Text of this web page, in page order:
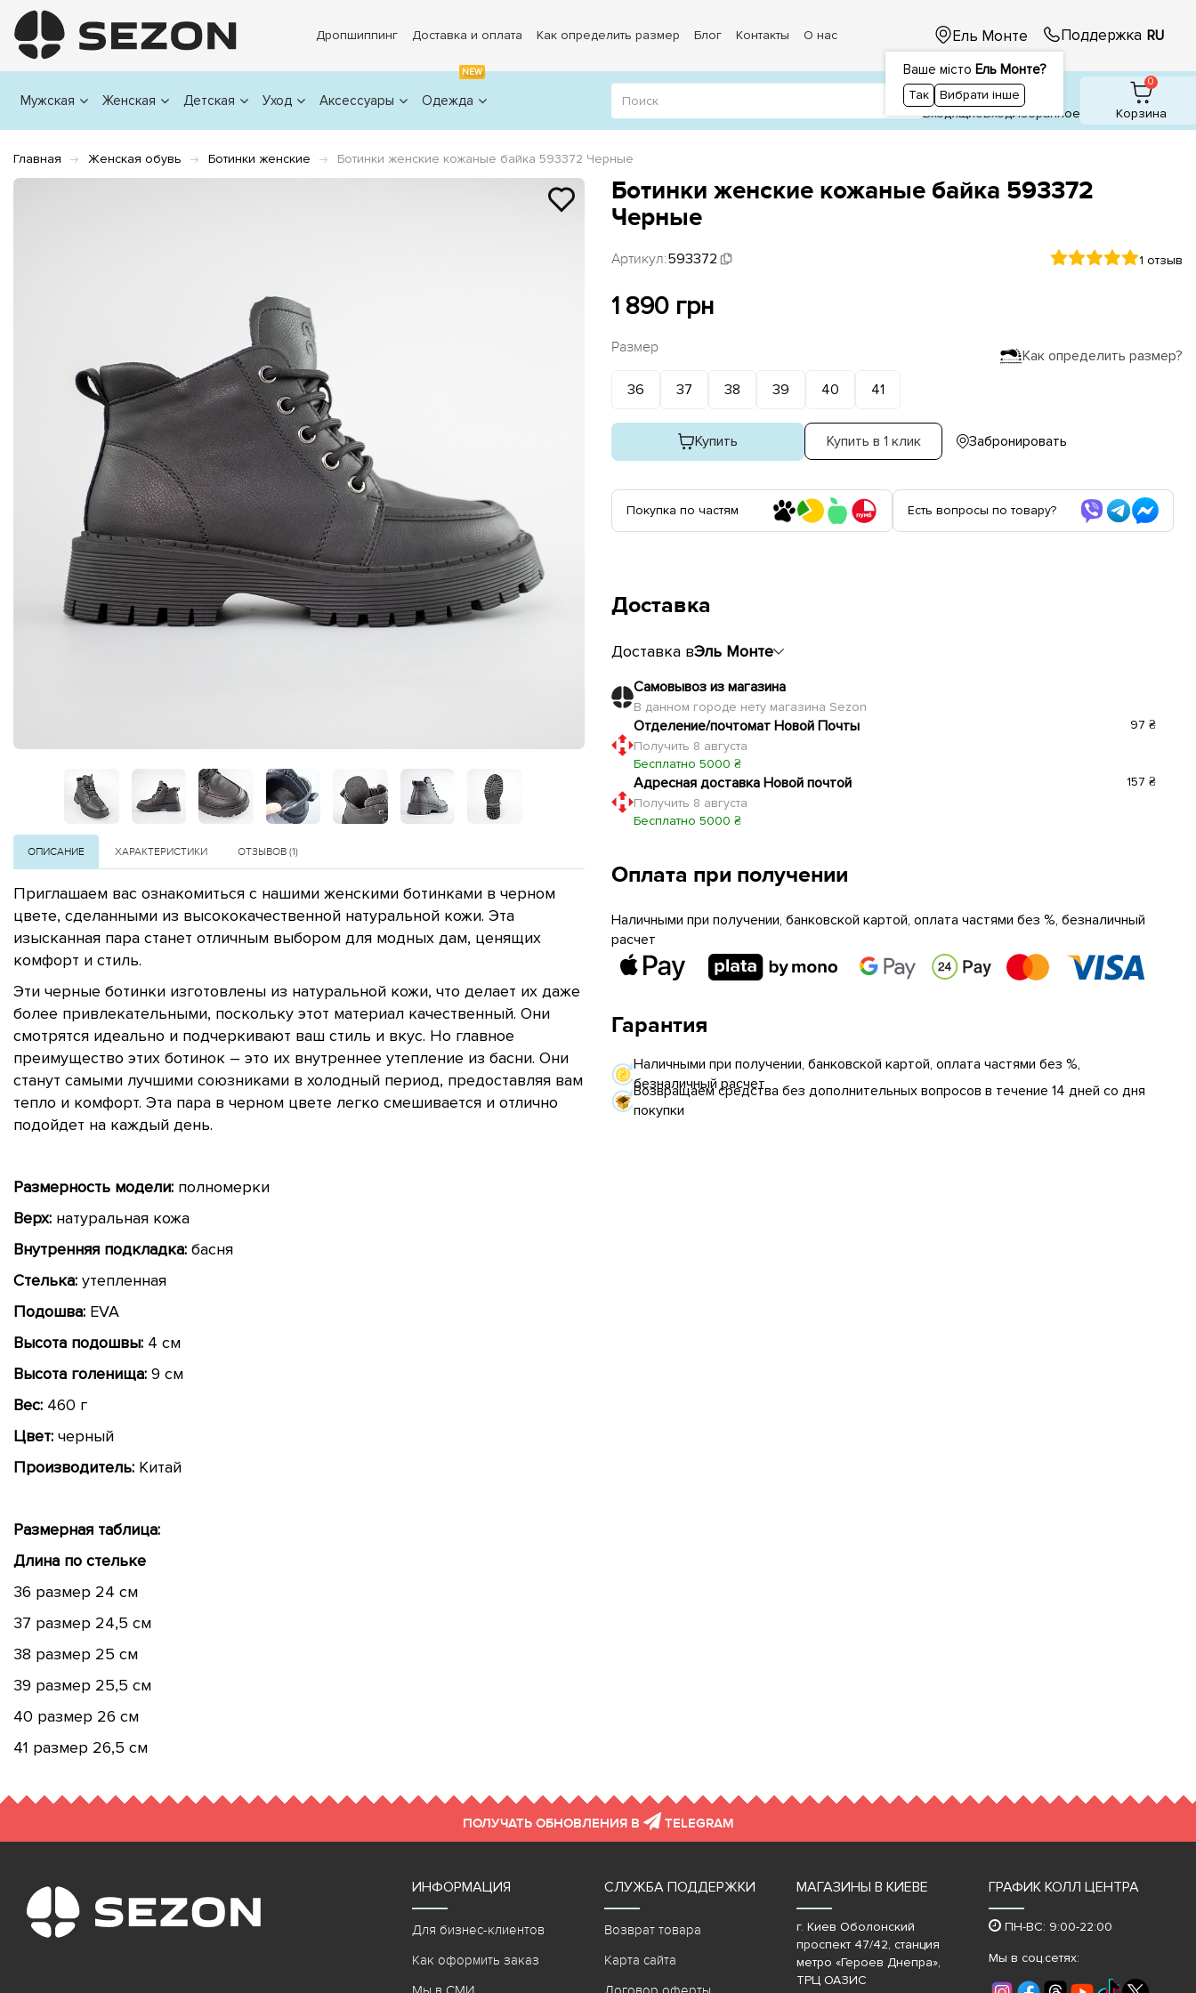
Дропшиппинг Доставка и оплата Как определить размер Блог Контакты О нас Ель Монте
Ваше місто Ель Монте?
Так Вибрати інше
Поддержка RU
Мужская Женская Детская Уход Аксессуары
NEW
Одежда
1
ВходящиеВходИзбранное
0
Корзина
Главная Женская обувь Ботинки женские Ботинки женские кожаные байка 593372 Черные
Ботинки женские кожаные байка 593372
Черные
Артикул:593372 1 отзыв
1 890 грн
Как определить размер?
Размер
36 37 38 39 40 41
Купить Купить в 1 клик Забронировать
Покупка по частям Есть вопросы по товару?
Доставка
Доставка вЭль Монте
Самовывоз из магазина
В данном городе нету магазина Sezon
Отделение/почтомат Новой Почты
Получить 8 августа
Бесплатно 5000 ₴
97 ₴
Адресная доставка Новой почтой
Получить 8 августа
Бесплатно 5000 ₴
157 ₴
Оплата при получении
Наличными при получении, банковской картой, оплата частями без %, безналичный
расчет
Гарантия
Наличными при получении, банковской картой, оплата частями без %,
безналичный расчет
Возвращаем средства без дополнительных вопросов в течение 14 дней со дня
покупки
ОПИСАНИЕ ХАРАКТЕРИСТИКИ ОТЗЫВОВ (1)
Приглашаем вас ознакомиться с нашими женскими ботинками в черном
цвете, сделанными из высококачественной натуральной кожи. Эта
изысканная пара станет отличным выбором для модных дам, ценящих
комфорт и стиль.
Эти черные ботинки изготовлены из натуральной кожи, что делает их даже
более привлекательными, поскольку этот материал качественный. Они
смотрятся идеально и подчеркивают ваш стиль и вкус. Но главное
преимущество этих ботинок – это их внутреннее утепление из басни. Они
станут самыми лучшими союзниками в холодный период, предоставляя вам
тепло и комфорт. Эта пара в черном цвете легко смешивается и отлично
подойдет на каждый день.
Размерность модели: полномерки
Верх: натуральная кожа
Внутренняя подкладка: басня
Стелька: утепленная
Подошва: EVA
Высота подошвы: 4 см
Высота голенища: 9 см
Вес: 460 г
Цвет: черный
Производитель: Китай
Размерная таблица:
Длина по стельке
36 размер 24 см
37 размер 24,5 см
38 размер 25 см
39 размер 25,5 см
40 размер 26 см
41 размер 26,5 см
ПОЛУЧАТЬ ОБНОВЛЕНИЯ В TELEGRAM
ИНФОРМАЦИЯ
Для бизнес-клиентов
Как оформить заказ
СЛУЖБА ПОДДЕРЖКИ
Возврат товара
Карта сайта
МАГАЗИНЫ В КИЕВЕ
г. Киев Оболонский
проспект 47/42, станция
метро «Героев Днепра»‎,
ТРЦ ОАЗИС
ГРАФИК КОЛЛ ЦЕНТРА
ПН-ВС: 9:00-22:00
Мы в соц.сетях: